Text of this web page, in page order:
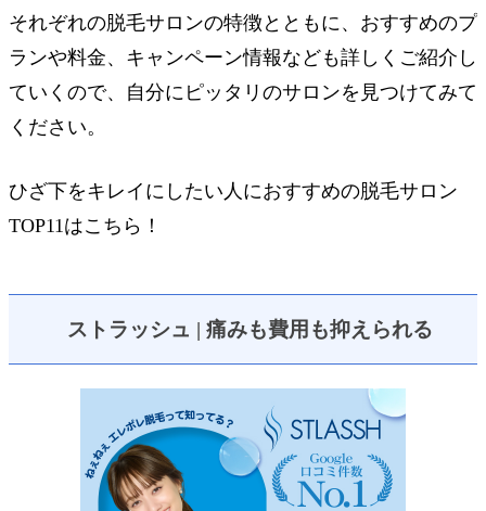
それぞれの脱毛サロンの特徴とともに、おすすめのプ
ランや料金、キャンペーン情報なども詳しくご紹介し
ていくので、自分にピッタリのサロンを見つけてみて
ください。
ひざ下をキレイにしたい人におすすめの脱毛サロン
TOP11はこちら！
ストラッシュ | 痛みも費用も抑えられる